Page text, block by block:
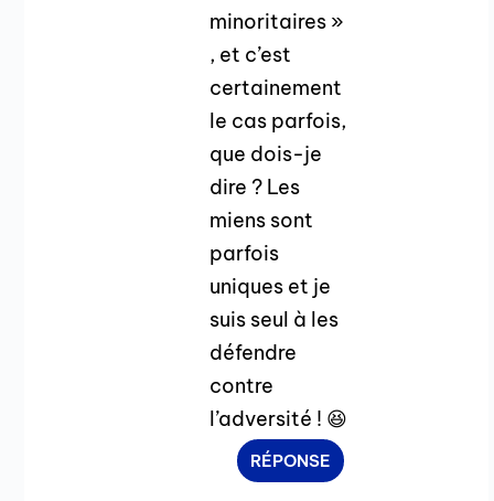
minoritaires »
, et c’est
certainement
le cas parfois,
que dois-je
dire ? Les
miens sont
parfois
uniques et je
suis seul à les
défendre
contre
l’adversité ! 😆
RÉPONSE